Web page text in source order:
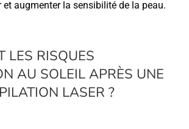
et augmenter la sensibilité de la peau.
LES RISQUES
AU SOLEIL APRÈS UNE
LASER ?